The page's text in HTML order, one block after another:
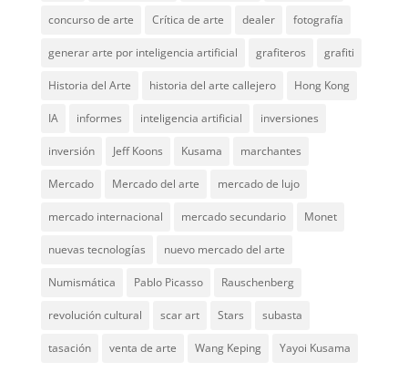
concurso de arte Crítica de arte dealer fotografía
generar arte por inteligencia artificial grafiteros grafiti
Historia del Arte historia del arte callejero Hong Kong
IA informes inteligencia artificial inversiones
inversión Jeff Koons Kusama marchantes
Mercado Mercado del arte mercado de lujo
mercado internacional mercado secundario Monet
nuevas tecnologías nuevo mercado del arte
Numismática Pablo Picasso Rauschenberg
revolución cultural scar art Stars subasta
tasación venta de arte Wang Keping Yayoi Kusama